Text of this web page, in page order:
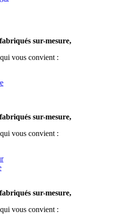
sur-mesure,
vous convient :
sur-mesure,
vous convient :
sur-mesure,
vous convient :